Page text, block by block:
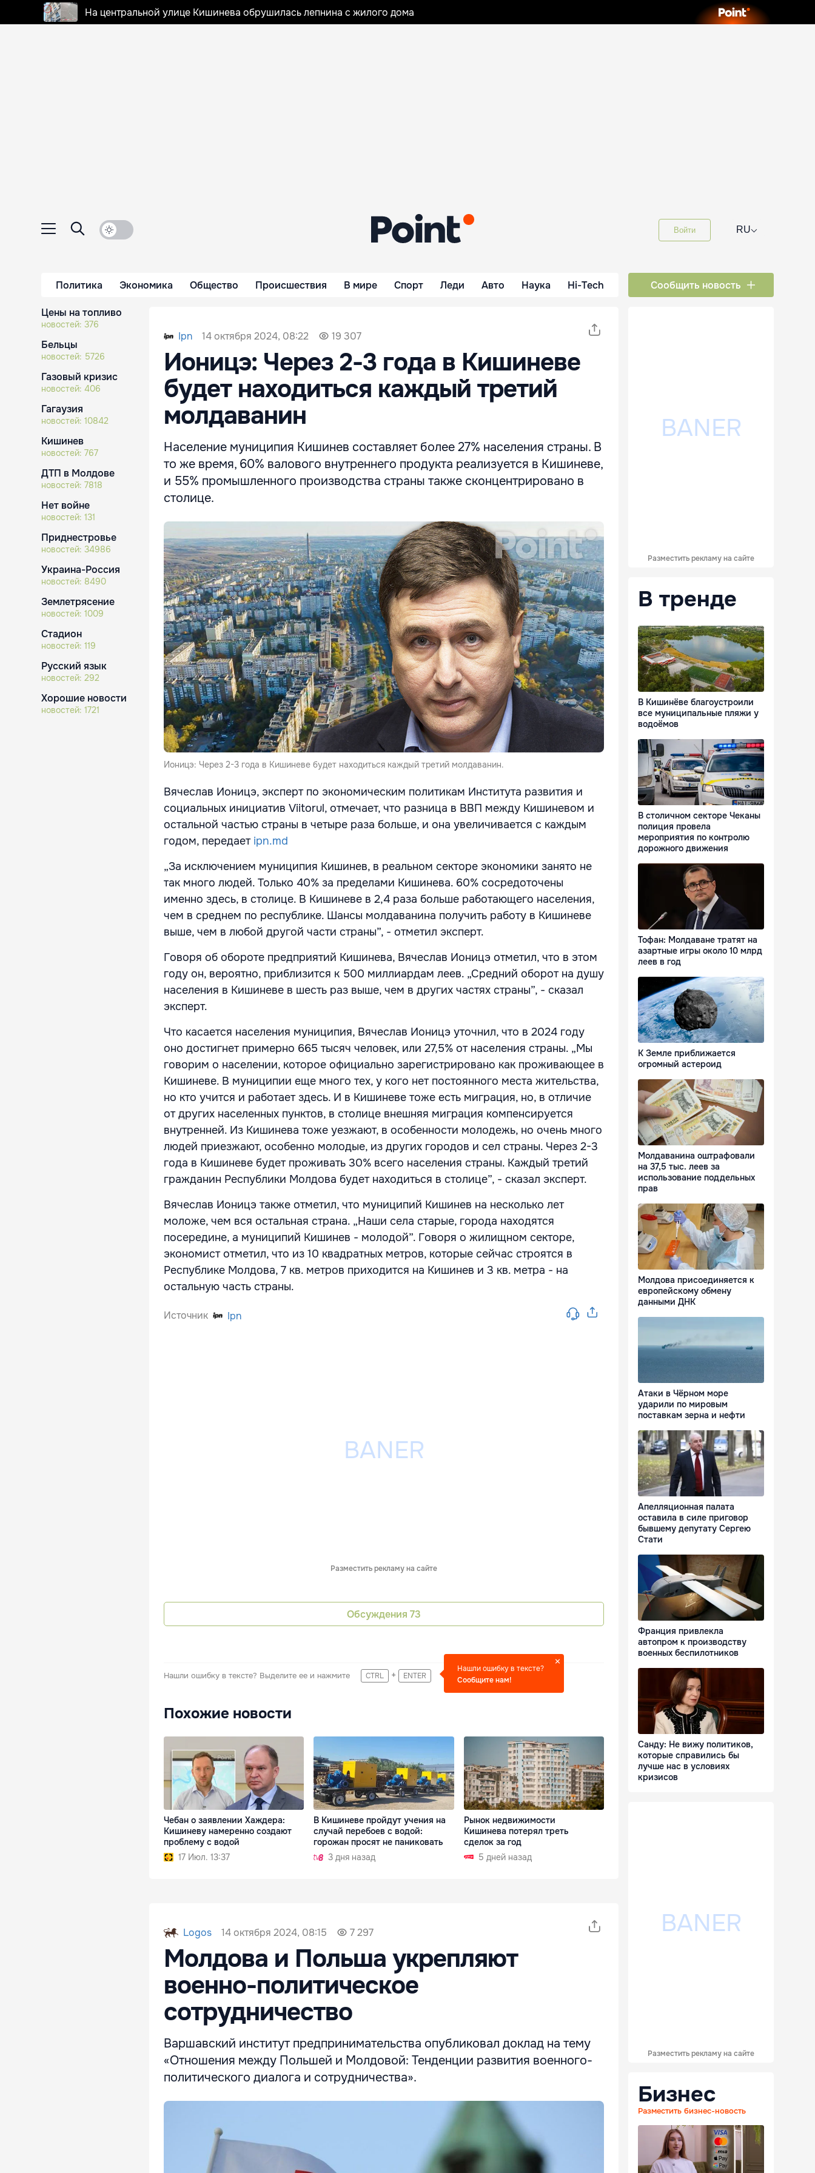
На центральной улице Кишинева обрушилась лепнина с жилого дома
Войти RU⌵
Политика Экономика Общество Происшествия В мире Спорт Леди Авто Наука Hi-Tech Сообщить новость
Цены на топливо
новостей: 376
Бельцы
новостей: 5726
Газовый кризис
новостей: 406
Гагаузия
новостей: 10842
Кишинев
новостей: 767
ДТП в Молдове
новостей: 7818
Нет войне
новостей: 131
Приднестровье
новостей: 34986
Украина-Россия
новостей: 8490
Землетрясение
новостей: 1009
Стадион
новостей: 119
Русский язык
новостей: 292
Хорошие новости
новостей: 1721
Ipn 14 октября 2024, 08:22 19 307
Ионицэ: Через 2-3 года в Кишиневе
будет находиться каждый третий
молдаванин
Население муниципия Кишинев составляет более 27% населения страны. В
то же время, 60% валового внутреннего продукта реализуется в Кишиневе,
и 55% промышленного производства страны также сконцентрировано в
столице.
Ионицэ: Через 2-3 года в Кишиневе будет находиться каждый третий молдаванин.
Вячеслав Ионицэ, эксперт по экономическим политикам Института развития и
социальных инициатив Viitorul, отмечает, что разница в ВВП между Кишиневом и
остальной частью страны в четыре раза больше, и она увеличивается с каждым
годом, передаетipn.md
„За исключением муниципия Кишинев, в реальном секторе экономики занято не
так много людей. Только 40% за пределами Кишинева. 60% сосредоточены
именно здесь, в столице. В Кишиневе в 2,4 раза больше работающего населения,
чем в среднем по республике. Шансы молдаванина получить работу в Кишиневе
выше, чем в любой другой части страны”, - отметил эксперт.
Говоря об обороте предприятий Кишинева, Вячеслав Ионицэ отметил, что в этом
году он, вероятно, приблизится к 500 миллиардам леев. „Средний оборот на душу
населения в Кишиневе в шесть раз выше, чем в других частях страны”, - сказал
эксперт.
Что касается населения муниципия, Вячеслав Ионицэ уточнил, что в 2024 году
оно достигнет примерно 665 тысяч человек, или 27,5% от населения страны. „Мы
говорим о населении, которое официально зарегистрировано как проживающее в
Кишиневе. В муниципии еще много тех, у кого нет постоянного места жительства,
но кто учится и работает здесь. И в Кишиневе тоже есть миграция, но, в отличие
от других населенных пунктов, в столице внешняя миграция компенсируется
внутренней. Из Кишинева тоже уезжают, в особенности молодежь, но очень много
людей приезжают, особенно молодые, из других городов и сел страны. Через 2-3
года в Кишиневе будет проживать 30% всего населения страны. Каждый третий
гражданин Республики Молдова будет находиться в столице”, - сказал эксперт.
Вячеслав Ионицэ также отметил, что муниципий Кишинев на несколько лет
моложе, чем вся остальная страна. „Наши села старые, города находятся
посередине, а муниципий Кишинев - молодой”. Говоря о жилищном секторе,
экономист отметил, что из 10 квадратных метров, которые сейчас строятся в
Республике Молдова, 7 кв. метров приходится на Кишинев и 3 кв. метра - на
остальную часть страны.
Источник Ipn
Разместить рекламу на сайте
Обсуждения 73
Нашли ошибку в тексте? Выделите ее и нажмите CTRL + ENTER
Нашли ошибку в тексте?
Сообщите нам!
Похожие новости
Чебан о заявлении Хаждера:
Кишиневу намеренно создают
проблему с водой
17 Июл. 13:37
В Кишиневе пройдут учения на
случай перебоев с водой:
горожан просят не паниковать
3 дня назад
Рынок недвижимости
Кишинева потерял треть
сделок за год
5 дней назад
Logos 14 октября 2024, 08:15 7 297
Молдова и Польша укрепляют
военно-политическое
сотрудничество
Варшавский институт предпринимательства опубликовал доклад на тему
«Отношения между Польшей и Молдовой: Тенденции развития военного-
политического диалога и сотрудничества».
Разместить рекламу на сайте
В тренде
В Кишинёве благоустроили
все муниципальные пляжи у
водоёмов
В столичном секторе Чеканы
полиция провела
мероприятия по контролю
дорожного движения
Тофан: Молдаване тратят на
азартные игры около 10 млрд
леев в год
К Земле приближается
огромный астероид
Молдаванина оштрафовали
на 37,5 тыс. леев за
использование поддельных
прав
Молдова присоединяется к
европейскому обмену
данными ДНК
Атаки в Чёрном море
ударили по мировым
поставкам зерна и нефти
Апелляционная палата
оставила в силе приговор
бывшему депутату Сергею
Стати
Франция привлекла
автопром к производству
военных беспилотников
Санду: Не вижу политиков,
которые справились бы
лучше нас в условиях
кризисов
Разместить рекламу на сайте
Бизнес
Разместить бизнес-новость